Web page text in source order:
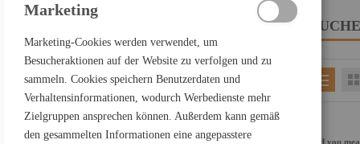
Did you
EINKAUFEN NACH
Kategorie Notebooks
Marketing
Marketing-Cookies werden verwendet, um
Besucheraktionen auf der Website zu verfolgen und zu
sammeln. Cookies speichern Benutzerdaten und
Verhaltensinformationen, wodurch Werbedienste mehr
Zielgruppen ansprechen können. Außerdem kann gemäß
den gesammelten Informationen eine angepasstere